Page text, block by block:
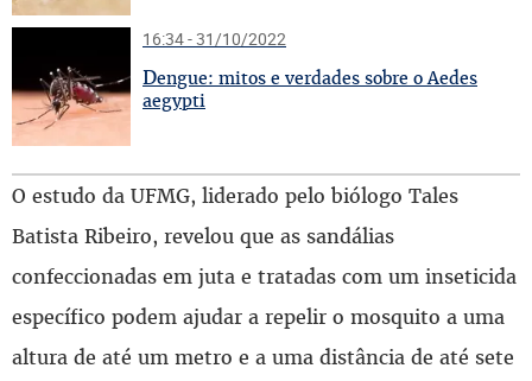
16:34 - 31/10/2022
Dengue: mitos e verdades sobre o Aedes
aegypti
O estudo da UFMG, liderado pelo biólogo Tales
Batista Ribeiro, revelou que as sandálias
confeccionadas em juta e tratadas com um inseticida
específico podem ajudar a repelir o mosquito a uma
altura de até um metro e a uma distância de até sete